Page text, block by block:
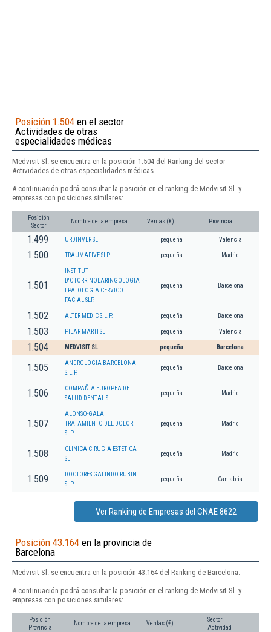
Posición 1.504 en el sector
Actividades de otras
especialidades médicas
Medvisit Sl. se encuentra en la posición 1.504 del Ranking del sector
Actividades de otras especialidades médicas.
A continuación podrá consultar la posición en el ranking de Medvisit Sl. y
empresas con posiciones similares:
Posición
Sector
Nombre de la empresa Ventas (€) Provincia
1.499 URDINVER SL pequeña Valencia
1.500 TRAUMAFIVE SLP. pequeña Madrid
1.501
INSTITUT
D'OTORRINOLARINGOLOGIA
I PATOLOGIA CERVICO
FACIAL SLP.
pequeña Barcelona
1.502 ALTER MEDIC S.L.P. pequeña Barcelona
1.503 PILAR MARTI SL pequeña Valencia
1.504 MEDVISIT SL. pequeña Barcelona
1.505
ANDROLOGIA BARCELONA
S.L.P.
pequeña Barcelona
1.506
COMPAÑIA EUROPEA DE
SALUD DENTAL SL.
pequeña Madrid
1.507
ALONSO-GALA
TRATAMIENTO DEL DOLOR
SLP.
pequeña Madrid
1.508
CLINICA CIRUGIA ESTETICA
SL
pequeña Madrid
1.509
DOCTORES GALINDO RUBIN
SLP.
pequeña Cantabria
Ver Ranking de Empresas del CNAE 8622
Posición 43.164 en la provincia de
Barcelona
Medvisit Sl. se encuentra en la posición 43.164 del Ranking de Barcelona.
A continuación podrá consultar la posición en el ranking de Medvisit Sl. y
empresas con posiciones similares:
Posición
Provincia
Nombre de la empresa Ventas (€)
Sector
Actividad